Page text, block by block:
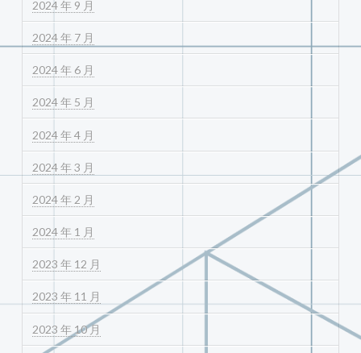
2024 年 9 月
2024 年 7 月
2024 年 6 月
2024 年 5 月
2024 年 4 月
2024 年 3 月
2024 年 2 月
2024 年 1 月
2023 年 12 月
2023 年 11 月
2023 年 10 月